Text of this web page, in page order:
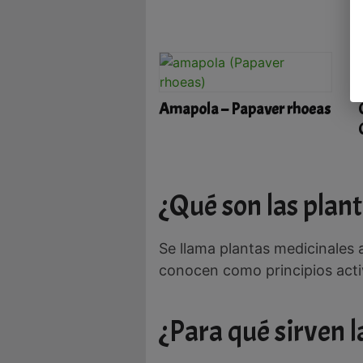
Amapola – Papaver rhoeas
¿Qué son las
Se llama plantas medicinales
conocen como principios
¿Para qué sirven